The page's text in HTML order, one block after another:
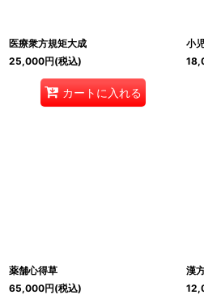
医療衆方規矩大成
25,000円(税込)
カートに入れる
小
薬舗心得草
65,000円(税込)
漢